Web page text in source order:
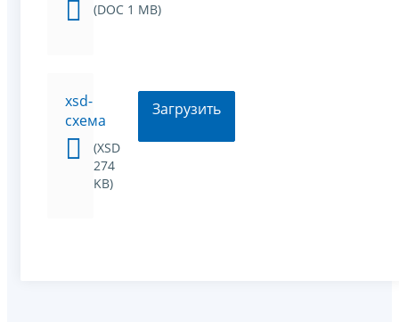
(DOC 1 MB)
xsd-
схема
(XSD
274
KB)
Загрузить